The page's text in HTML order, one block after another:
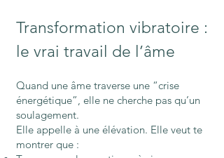
Transformation vibratoire :
le vrai travail de l’âme
Quand une âme traverse une “crise
énergétique”, elle ne cherche pas qu’un
soulagement.
Elle appelle à une élévation. Elle veut te
montrer que :